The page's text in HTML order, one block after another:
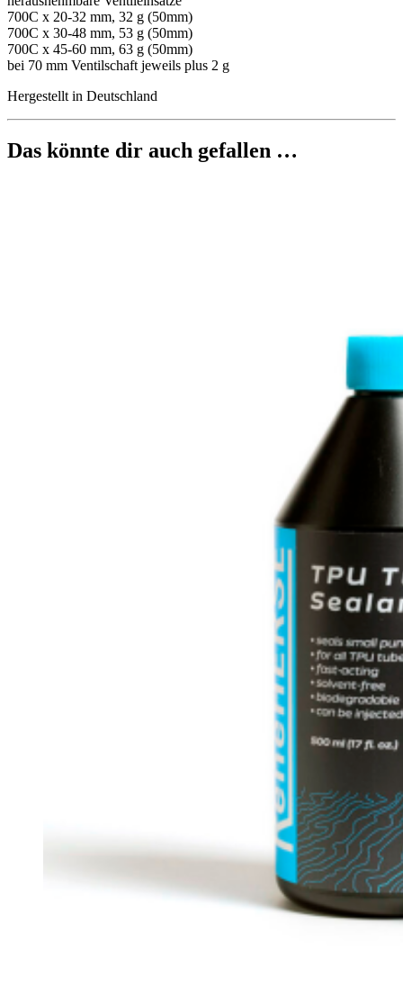
700C x 20-32 mm, 32 g (50mm)
700C x 30-48 mm, 53 g (50mm)
700C x 45-60 mm, 63 g (50mm)
bei 70 mm Ventilschaft jeweils plus 2 g
Hergestellt in Deutschland
Das könnte dir auch gefallen …